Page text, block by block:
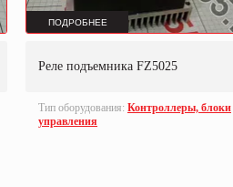
ПОДРОБНЕЕ
Реле подъемника FZ5025
Тип оборудования: Контроллеры, блоки
управления